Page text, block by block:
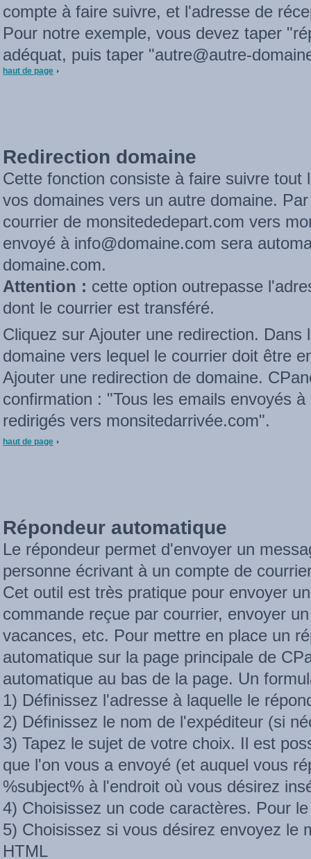
compte à faire suivre, et l'adresse de
Pour notre exemple, vous devez taper
adéquat, puis taper "autre@autre-
haut de page
Redirection domaine
Cette fonction consiste à faire suivre tout
vos domaines vers un autre domaine.
courrier de monsitededepart.com vers
envoyé à info@domaine.com sera
domaine.com.
Attention : cette option outrepasse
dont le courrier est transféré.
Cliquez sur Ajouter une redirection. Dans
domaine vers lequel le courrier doit être
Ajouter une redirection de domaine.
confirmation : "Tous les emails envoyés
redirigés vers monsitedarrivée.com".
haut de page
Répondeur automatique
Le répondeur permet d'envoyer un
personne écrivant à un compte de
Cet outil est très pratique pour envoyer
commande reçue par courrier, envoyer
vacances, etc. Pour mettre en place un
automatique sur la page principale de
automatique au bas de la page. Un
1) Définissez l'adresse à laquelle le
2) Définissez le nom de l'expéditeur (si
3) Tapez le sujet de votre choix. Il est
que l'on vous a envoyé (et auquel vous
%subject% à l'endroit où vous désirez
4) Choisissez un code caractères. Pour
5) Choisissez si vous désirez envoyez le
HTML